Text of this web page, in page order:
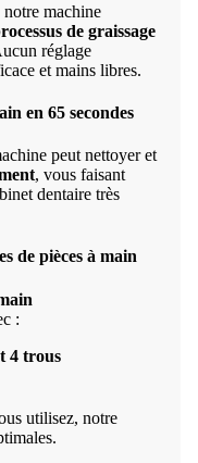
machine
de graissage
réglage
et mains libres.
en 65 secondes
peut nettoyer et
, vous faisant
dentaire très
de pièces à main
:
4 trous
utilisez, notre